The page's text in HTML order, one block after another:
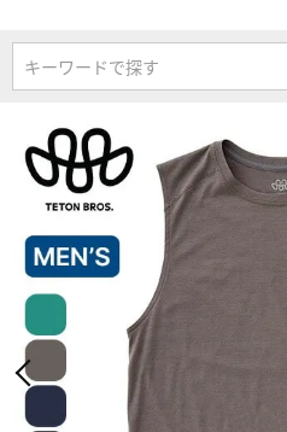
キーワードで探す